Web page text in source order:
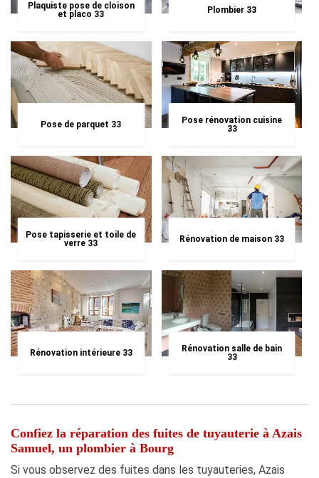
Plaquiste pose de cloison
et placo 33
Plombier 33
Pose de parquet 33
Pose rénovation cuisine
33
Pose tapisserie et toile de
verre 33
Rénovation de maison 33
Rénovation intérieure 33
Rénovation salle de bain
33
Confiez la réparation des fuites de tuyauterie à Azais
Samuel, un plombier à Bourg
Si vous observez des fuites dans les tuyauteries, Azais